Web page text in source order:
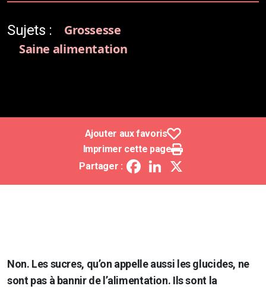
Sujets :
Grossesse
Saine alimentation
Partager : FacebookLinkedIn
Imprimer cette page
Ajouter aux favoris
Non. Les sucres, qu’on appelle aussi les glucides, ne
sont pas à bannir de l’alimentation. Ils sont la